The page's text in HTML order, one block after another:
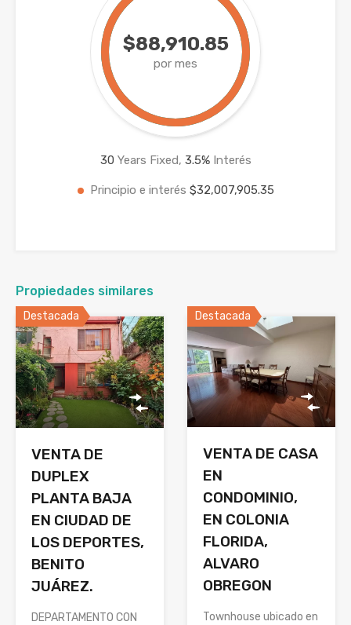
$88,910.85
por mes
30 Years Fixed, 3.5%Interés
Principio e interés $32,007,905.35
Propiedades similares
Destacada
VENTA DE
DUPLEX
PLANTA BAJA
EN CIUDAD DE
LOS DEPORTES,
BENITO
JUÁREZ.
DEPARTAMENTO CON
Destacada
VENTA DE CASA
EN
CONDOMINIO,
EN COLONIA
FLORIDA,
ALVARO
OBREGON
Townhouse ubicado en